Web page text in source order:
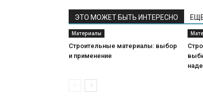
ЭТО МОЖЕТ БЫТЬ ИНТЕРЕСНО
Материалы
Строительные материалы: выбор
и применение